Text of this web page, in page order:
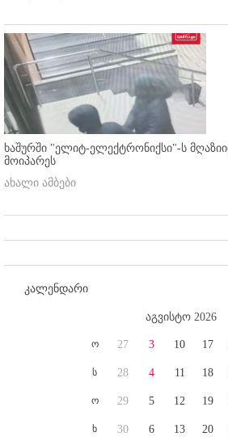
ხაშურში "ელიტ-ელექტრონიქსი"-ს
მოიპარეს
ახალი ამბები
კალენდარი
აგვისტო 2026
ო
ს
ო
ხ
27
28
29
30
3
4
5
6
10
11
12
13
17
18
19
20